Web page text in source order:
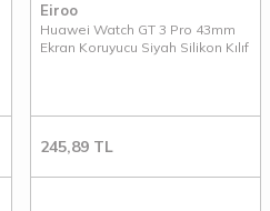
Eiroo
Huawei Watch GT 3 Pro 43mm
Ekran Koruyucu Siyah Silikon Kılıf
245,89 TL